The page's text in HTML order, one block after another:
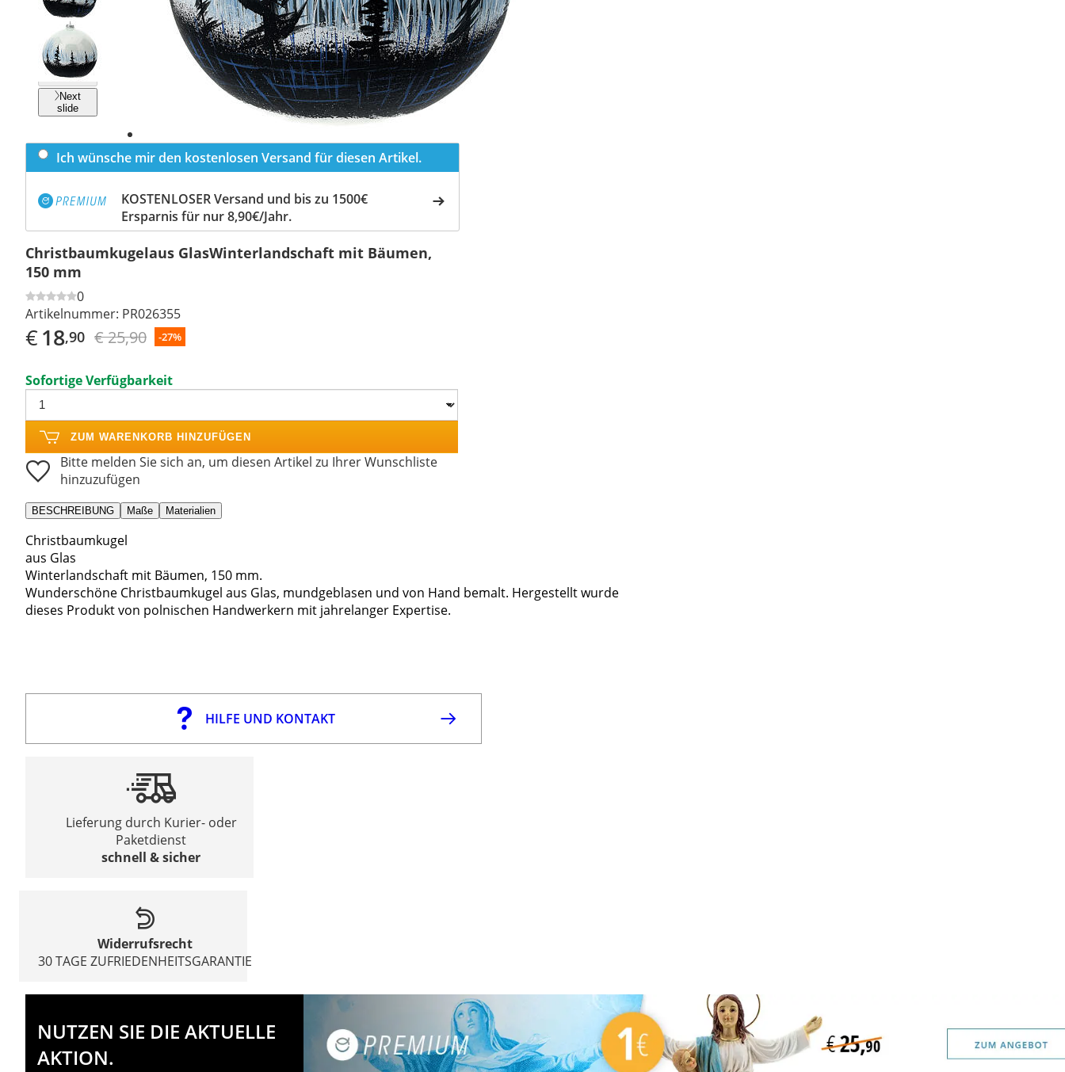
Previous
slide
Next
slide
Ich wünsche mir den kostenlosen Versand für diesen Artikel.
KOSTENLOSER Versand und bis zu 1500€
Ersparnis für nur 8,90€/Jahr.
Christbaumkugelaus GlasWinterlandschaft mit Bäumen,
150 mm
0
Artikelnummer: PR026355
€18,90 € 25,90 -27%
Sofortige Verfügbarkeit
ZUM WARENKORB HINZUFÜGEN
Bitte melden Sie sich an, um diesen Artikel zu Ihrer Wunschliste
hinzuzufügen
BESCHREIBUNG Maße Materialien
Christbaumkugel
aus Glas
Winterlandschaft mit Bäumen, 150 mm.
Wunderschöne Christbaumkugel aus Glas, mundgeblasen und von Hand bemalt. Hergestellt wurde
dieses Produkt von polnischen Handwerkern mit jahrelanger Expertise.
HILFE UND KONTAKT
Lieferung durch Kurier- oder
Paketdienst
schnell & sicher
Widerrufsrecht
30 TAGE ZUFRIEDENHEITSGARANTIE
NUTZEN SIE DIE AKTUELLE
AKTION.